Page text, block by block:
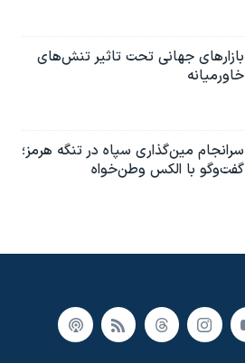
بازارهای جهانی تحت تاثیر تنش‌های
خاورمیانه
سرانجام مین‌گذاری‌ سپاه در تنگه هرمز؛
گفت‌وگو با الکس وطن‌خواه